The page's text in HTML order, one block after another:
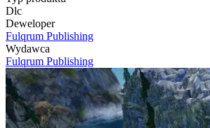
Dlc
Deweloper
Fulqrum Publishing
Wydawca
Fulqrum Publishing